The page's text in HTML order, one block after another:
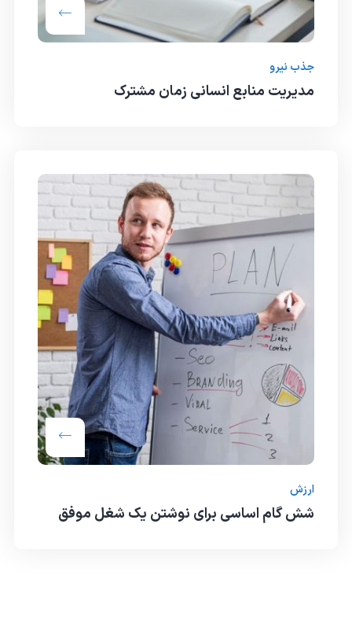
جذب نیرو
مدیریت منابع انسانی زمان مشترک
ارزش
شش گام اساسی برای نوشتن یک شغل موفق